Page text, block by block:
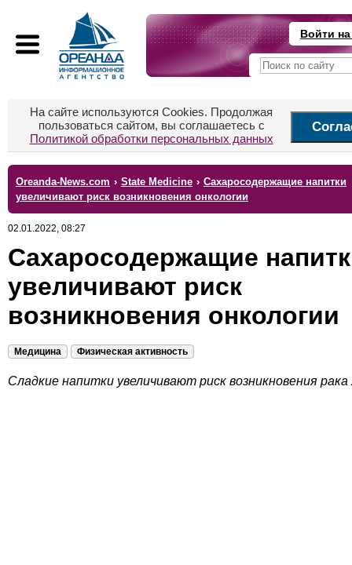
Войти
На сайте используются Cookies. Продолжая
пользоваться сайтом, вы соглашаетесь с
Политикой обработки персональных данных
Oreanda-News.com › State Medicine › Сахаросодержащие напитки
увеличивают риск возникновения онкологии
02.01.2022, 08:27
Сахаросодержащие
увеличивают риск
возникновения онкологии
Медицина Физическая активность
Сладкие напитки увеличивают риск возникновения рака